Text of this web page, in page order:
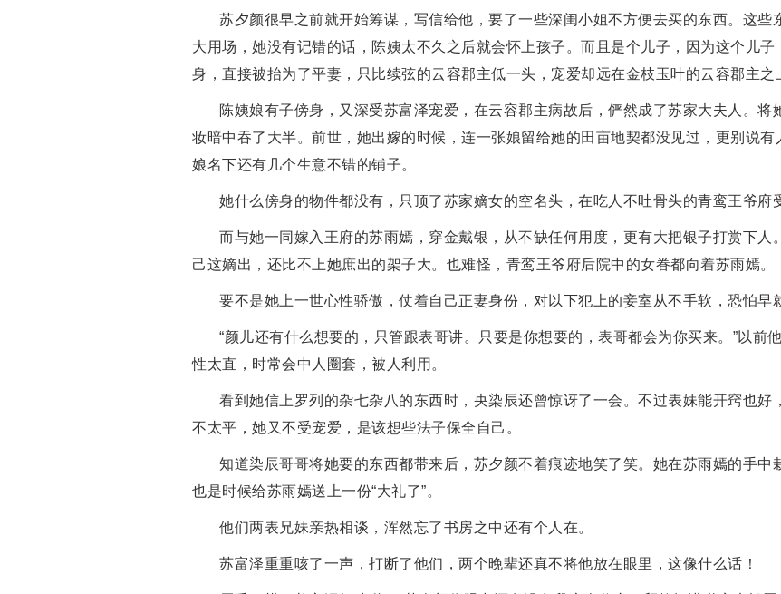
苏夕颜很早之前就开始筹谋，写信给他，要了一些深闺小姐不方便去买的东西。这些
大用场，她没有记错的话，陈姨太不久之后就会怀上孩子。而且是个儿子，因为这个儿子
身，直接被抬为了平妻，只比续弦的云容郡主低一头，宠爱却远在金枝玉叶的云容郡主之
陈姨娘有子傍身，又深受苏富泽宠爱，在云容郡主病故后，俨然成了苏家大夫人。将
妆暗中吞了大半。前世，她出嫁的时候，连一张娘留给她的田亩地契都没见过，更别说有
娘名下还有几个生意不错的铺子。
她什么傍身的物件都没有，只顶了苏家嫡女的空名头，在吃人不吐骨头的青鸾王爷府
而与她一同嫁入王府的苏雨嫣，穿金戴银，从不缺任何用度，更有大把银子打赏下人
己这嫡出，还比不上她庶出的架子大。也难怪，青鸾王爷府后院中的女眷都向着苏雨嫣。
要不是她上一世心性骄傲，仗着自己正妻身份，对以下犯上的妾室从不手软，恐怕早
“颜儿还有什么想要的，只管跟表哥讲。只要是你想要的，表哥都会为你买来。”以前
性太直，时常会中人圈套，被人利用。
看到她信上罗列的杂七杂八的东西时，央染辰还曾惊讶了一会。不过表妹能开窍也好
不太平，她又不受宠爱，是该想些法子保全自己。
知道染辰哥哥将她要的东西都带来后，苏夕颜不着痕迹地笑了笑。她在苏雨嫣的手中
也是时候给苏雨嫣送上一份“大礼了”。
他们两表兄妹亲热相谈，浑然忘了书房之中还有个人在。
苏富泽重重咳了一声，打断了他们，两个晚辈还真不将他放在眼里，这像什么话！